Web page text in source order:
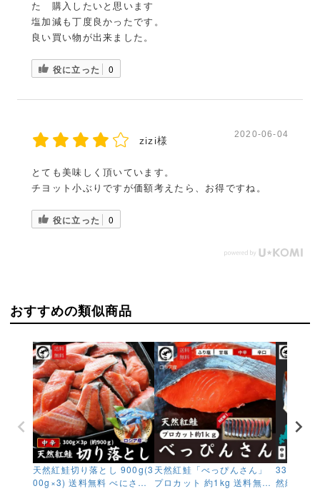
た 購入したいと思います
塩加減も丁度良かったです。
良い買い物が出来ました。
役に立った 0
zizi様
2020-06-04
とても美味しく頂いています。
チヨット小ぶりですが価額考えたら、お得ですね。
役に立った 0
おすすめの類似商品
天然紅鮭切り落とし 900g(3
00g×3) 送料無料 べにさけ
天然紅鮭「べっぴんさん」
プロカット 約1kg 送料無料
33%OFF
然紅鮭 一